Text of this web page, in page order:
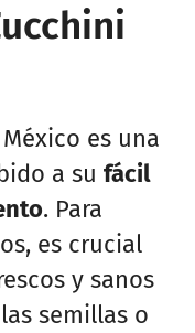
es una
a su fácil
. Para
es crucial
y sanos
semillas o